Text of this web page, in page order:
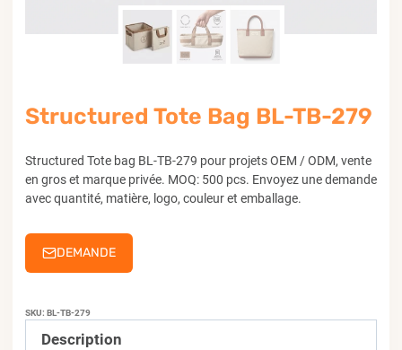
Structured Tote Bag BL-TB-279
Structured Tote bag BL-TB-279 pour projets OEM / ODM, vente
en gros et marque privée. MOQ: 500 pcs. Envoyez une demande
avec quantité, matière, logo, couleur et emballage.
DEMANDE
SKU: BL-TB-279
Description